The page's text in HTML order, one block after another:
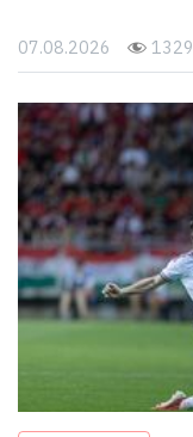
07.08.2026 1329